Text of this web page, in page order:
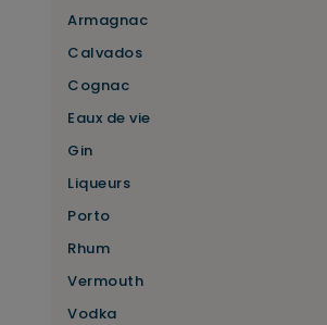
Armagnac
Calvados
Cognac
Eaux de vie
Gin
Liqueurs
Porto
Rhum
Vermouth
Vodka